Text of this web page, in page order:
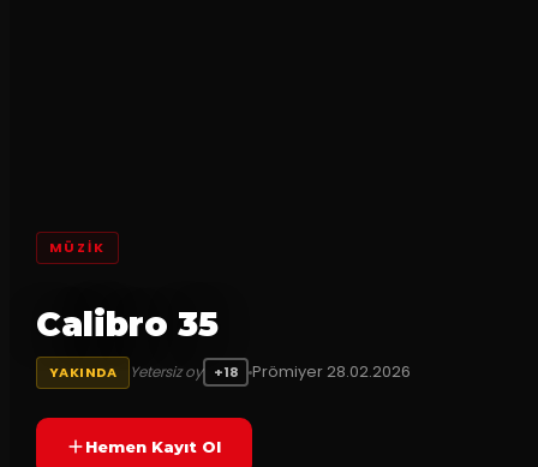
MÜZİK
Calibro 35
YAKINDA Yetersiz oy +18 Prömiyer 28.02.2026
Hemen Kayıt Ol